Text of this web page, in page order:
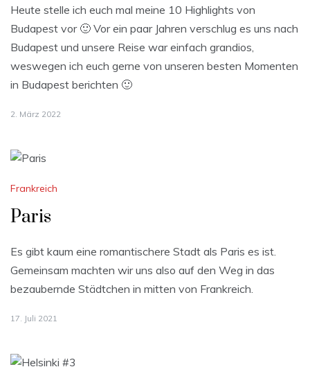
Heute stelle ich euch mal meine 10 Highlights von
Budapest vor 🙂 Vor ein paar Jahren verschlug es uns nach
Budapest und unsere Reise war einfach grandios,
weswegen ich euch gerne von unseren besten Momenten
in Budapest berichten 🙂
2. März 2022
Frankreich
Paris
Es gibt kaum eine romantischere Stadt als Paris es ist.
Gemeinsam machten wir uns also auf den Weg in das
bezaubernde Städtchen in mitten von Frankreich.
17. Juli 2021